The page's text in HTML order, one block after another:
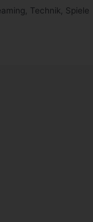
Technik, Spiele